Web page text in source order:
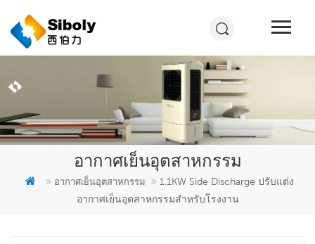
อากาศเย็นอุตสาหกรรม
อากาศเย็นอุตสาหกรรม
1.1KW Side Discharge ปรับแต่ง
อากาศเย็นอุตสาหกรรมสำหรับโรงงาน